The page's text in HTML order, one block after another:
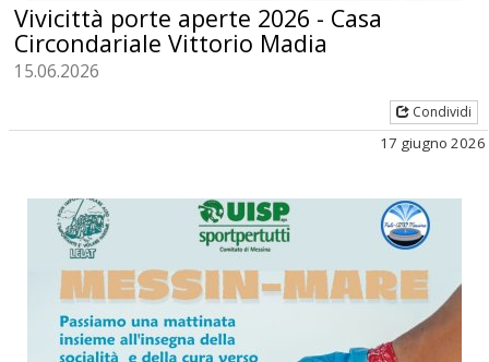
Vivicittà porte aperte 2026 - Casa
Circondariale Vittorio Madia
15.06.2026
Condividi
17 giugno 2026